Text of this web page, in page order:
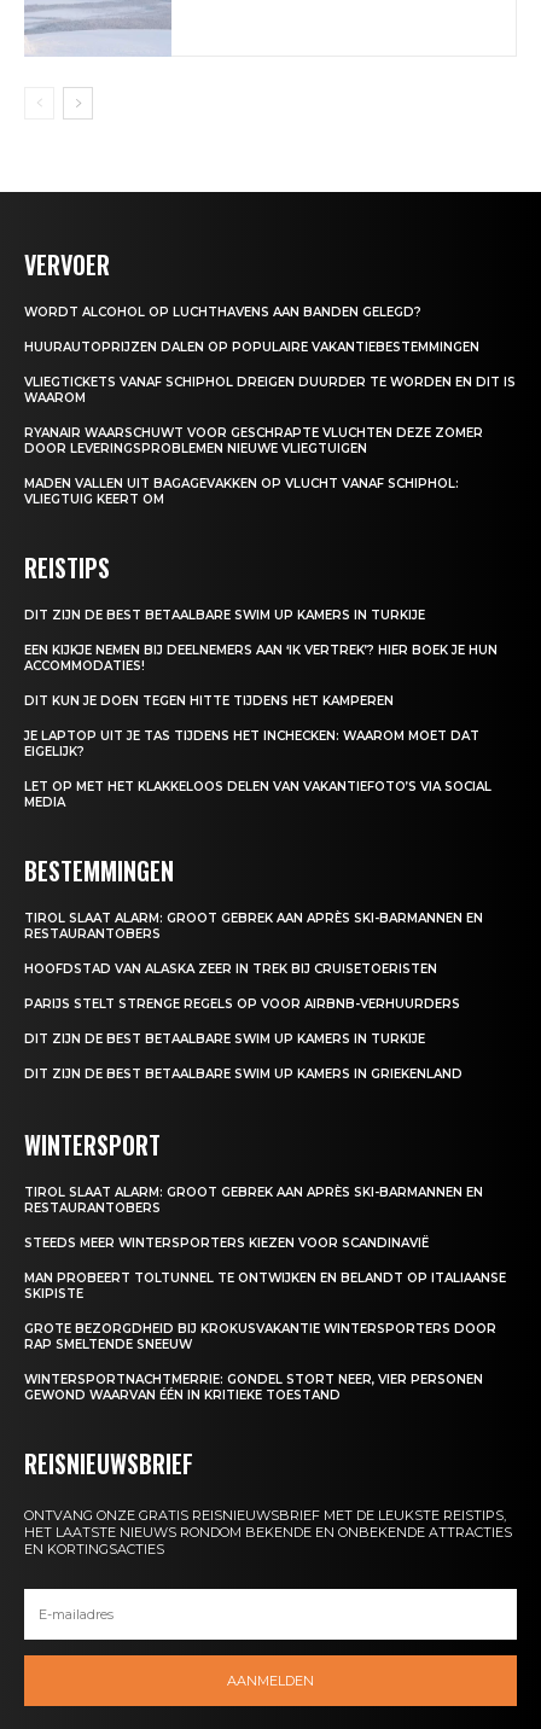
VERVOER
WORDT ALCOHOL OP LUCHTHAVENS AAN BANDEN GELEGD?
HUURAUTOPRIJZEN DALEN OP POPULAIRE VAKANTIEBESTEMMINGEN
VLIEGTICKETS VANAF SCHIPHOL DREIGEN DUURDER TE WORDEN EN DIT IS
WAAROM
RYANAIR WAARSCHUWT VOOR GESCHRAPTE VLUCHTEN DEZE ZOMER
DOOR LEVERINGSPROBLEMEN NIEUWE VLIEGTUIGEN
MADEN VALLEN UIT BAGAGEVAKKEN OP VLUCHT VANAF SCHIPHOL:
VLIEGTUIG KEERT OM
REISTIPS
DIT ZIJN DE BEST BETAALBARE SWIM UP KAMERS IN TURKIJE
EEN KIJKJE NEMEN BIJ DEELNEMERS AAN ‘IK VERTREK’? HIER BOEK JE HUN
ACCOMMODATIES!
DIT KUN JE DOEN TEGEN HITTE TIJDENS HET KAMPEREN
JE LAPTOP UIT JE TAS TIJDENS HET INCHECKEN: WAAROM MOET DAT
EIGELIJK?
LET OP MET HET KLAKKELOOS DELEN VAN VAKANTIEFOTO’S VIA SOCIAL
MEDIA
BESTEMMINGEN
TIROL SLAAT ALARM: GROOT GEBREK AAN APRÈS SKI-BARMANNEN EN
RESTAURANTOBERS
HOOFDSTAD VAN ALASKA ZEER IN TREK BIJ CRUISETOERISTEN
PARIJS STELT STRENGE REGELS OP VOOR AIRBNB-VERHUURDERS
DIT ZIJN DE BEST BETAALBARE SWIM UP KAMERS IN TURKIJE
DIT ZIJN DE BEST BETAALBARE SWIM UP KAMERS IN GRIEKENLAND
WINTERSPORT
TIROL SLAAT ALARM: GROOT GEBREK AAN APRÈS SKI-BARMANNEN EN
RESTAURANTOBERS
STEEDS MEER WINTERSPORTERS KIEZEN VOOR SCANDINAVIË
MAN PROBEERT TOLTUNNEL TE ONTWIJKEN EN BELANDT OP ITALIAANSE
SKIPISTE
GROTE BEZORGDHEID BIJ KROKUSVAKANTIE WINTERSPORTERS DOOR
RAP SMELTENDE SNEEUW
WINTERSPORTNACHTMERRIE: GONDEL STORT NEER, VIER PERSONEN
GEWOND WAARVAN ÉÉN IN KRITIEKE TOESTAND
REISNIEUWSBRIEF
ONTVANG ONZE GRATIS REISNIEUWSBRIEF MET DE LEUKSTE REISTIPS,
HET LAATSTE NIEUWS RONDOM BEKENDE EN ONBEKENDE ATTRACTIES
EN KORTINGSACTIES
AANMELDEN